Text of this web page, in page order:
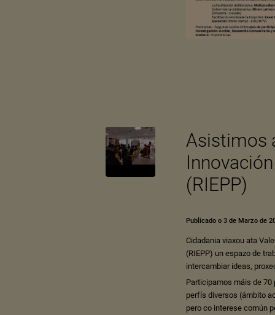
Asistimos
(RIEPP)
Publicado o 3 de Marzo de
Cidadania viaxou ata
(RIEPP) un espazo de
intercambiar ideas,
Participamos máis de
perfís diversos (ámbito
pero co interese común